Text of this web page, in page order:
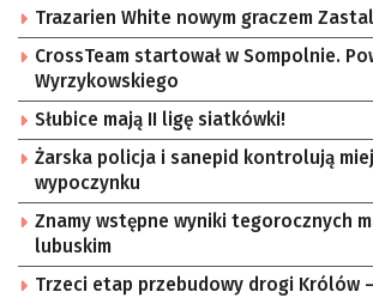
Trazarien White nowym graczem
CrossTeam startował w Sompolnie.
Wyrzykowskiego
Słubice mają II ligę siatkówki!
Żarska policja i sanepid kontrolują
wypoczynku
Znamy wstępne wyniki tegorocznych
lubuskim
Trzeci etap przebudowy drogi Królów